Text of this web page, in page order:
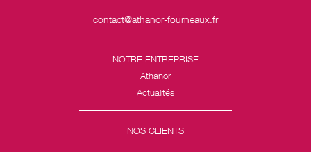
contact@athanor-fourneaux.fr
NOTRE ENTREPRISE
Athanor
Actualités
NOS CLIENTS